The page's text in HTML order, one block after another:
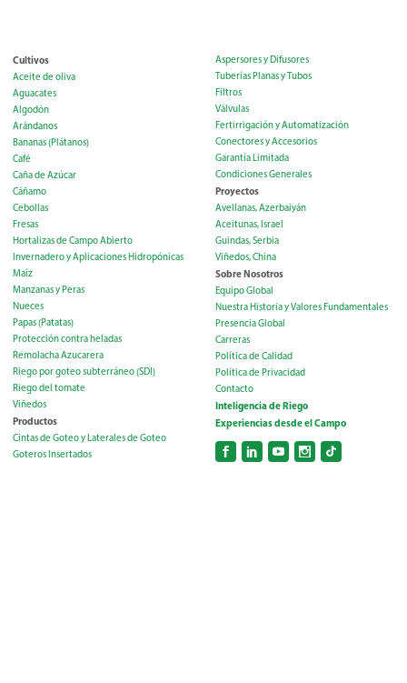
Cultivos
Aceite de oliva
Aguacates
Algodón
Arándanos
Bananas (Plátanos)
Café
Caña de Azúcar
Cáñamo
Cebollas
Fresas
Hortalizas de Campo Abierto
Invernadero y Aplicaciones Hidropónicas
Maíz
Manzanas y Peras
Nueces
Papas (Patatas)
Protección contra heladas
Remolacha Azucarera
Riego por goteo subterráneo (SDI)
Riego del tomate
Viñedos
Productos
Cintas de Goteo y Laterales de Goteo
Goteros Insertados
Aspersores y Difusores
Tuberías Planas y Tubos
Filtros
Válvulas
Fertirrigación y Automatización
Conectores y Accesorios
Garantía Limitada
Condiciones Generales
Proyectos
Avellanas, Azerbaiyán
Aceitunas, Israel
Guindas, Serbia
Viñedos, China
Sobre Nosotros
Equipo Global
Nuestra Historia y Valores Fundamentales
Presencia Global
Carreras
Política de Calidad
Política de Privacidad
Contacto
Inteligencia de Riego
Experiencias desde el Campo